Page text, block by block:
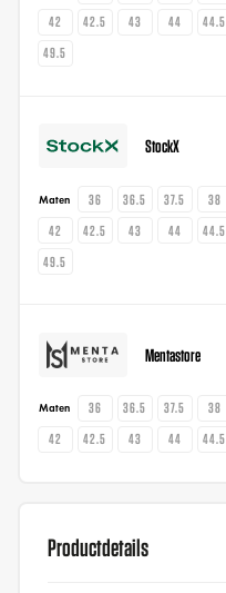
42
42.5 43 44 44.5
49.5
StockX
Maten 36 36.5 37.5 38
42
42.5 43 44 44.5
49.5
Mentastore
Maten 36 36.5 37.5 38
42
42.5 43 44 44.5
Productdetails